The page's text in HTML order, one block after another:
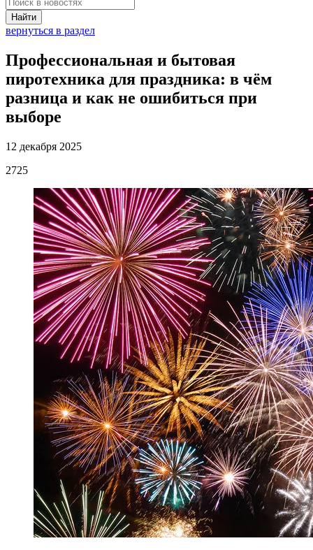
Найти
вернуться в раздел
Профессиональная и бытовая
пиротехника для праздника: в чём
разница и как не ошибиться при
выборе
12 декабря 2025
2725